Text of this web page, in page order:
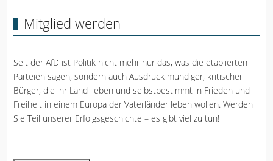
Mitglied werden
Seit der AfD ist Politik nicht mehr nur das, was die etablierten
Parteien sagen, sondern auch Ausdruck mündiger, kritischer
Bürger, die ihr Land lieben und selbstbestimmt in Frieden und
Freiheit in einem Europa der Vaterländer leben wollen. Werden
Sie Teil unserer Erfolgsgeschichte – es gibt viel zu tun!